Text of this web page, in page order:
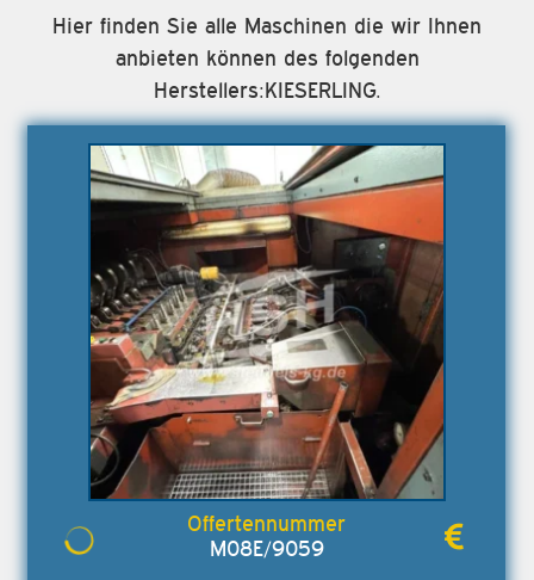
Hier finden Sie alle Maschinen die wir Ihnen
anbieten können des folgenden
Herstellers:KIESERLING.
M08E/9059